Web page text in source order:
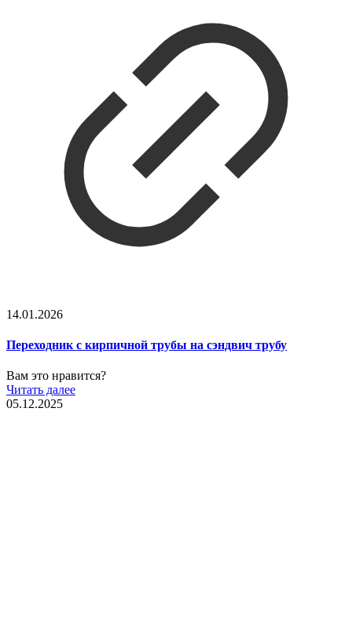
14.01.2026
Переходник с кирпичной трубы на сэндвич трубу
Вам это нравится?
Читать далее
05.12.2025